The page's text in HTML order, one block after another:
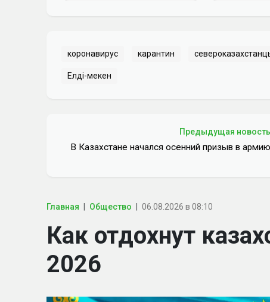
коронавирус карантин
Елді-мекен
Предыдущая новость
В Казахстане начался осенний призыв в армию
Главная Общество 06.08.2026 в 08:10
Как отдохнут
2026